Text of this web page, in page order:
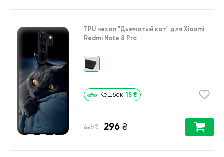
TPU чехол "Дымчатый кот" для Xiaomi
Redmi Note 8 Pro
Кешбек 15 ₴
425 ₴ 296 ₴